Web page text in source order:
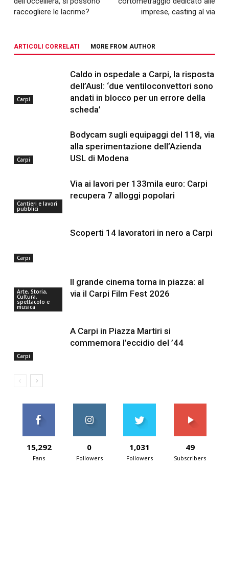
raccogliere le lacrime?
imprese, casting al via
ARTICOLI CORRELATI MORE FROM AUTHOR
Carpi
Caldo in ospedale a Carpi, la risposta
dell’Ausl: ‘due ventiloconvettori sono
andati in blocco per un errore della
scheda’
Carpi
Bodycam sugli equipaggi del 118, via
alla sperimentazione dell’Azienda
USL di Modena
Cantieri e lavori
pubblici
Via ai lavori per 133mila euro: Carpi
recupera 7 alloggi popolari
Carpi
Scoperti 14 lavoratori in nero a Carpi
Arte, Storia,
Cultura,
spettacolo e
musica
Il grande cinema torna in piazza: al
via il Carpi Film Fest 2026
Carpi
A Carpi in Piazza Martiri si
commemora l’eccidio del ’44
15,292
Fans
0
Followers
1,031
Followers
49
Subscribers